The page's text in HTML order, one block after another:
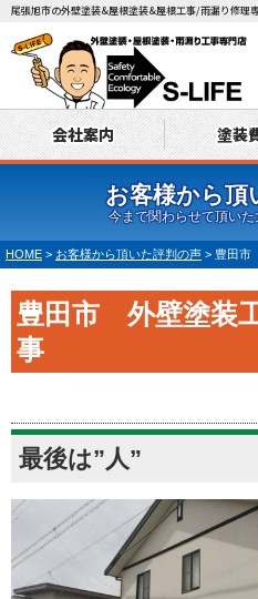
尾張旭市の外壁塗装&屋根塗装&屋根工事/雨漏り修理
会社案内 塗装
お客様から頂
今まで関わらせて頂い
HOME > お客様から頂いた評判の声 > 豊田市
豊田市 外壁塗装
事
最後は”人”